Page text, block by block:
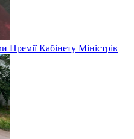
Премії Кабінету Міністрів